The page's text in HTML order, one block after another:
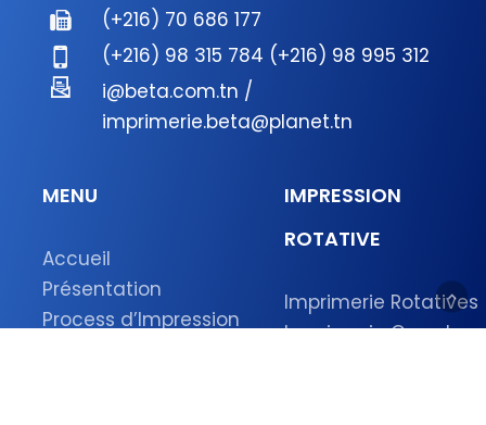
(+216) 70 686 177
(+216) 98 315 784 (+216) 98 995 312
i@beta.com.tn /
imprimerie.beta@planet.tn
MENU
Accueil
Présentation
Process d’Impression
IMPRESSION
ROTATIVE
Imprimerie Rotatives
Imprimerie Grands